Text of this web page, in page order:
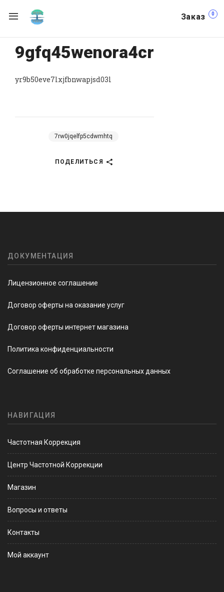
Заказ 0
9gfq45wenora4cr
yr9b50eve7lxjfbnwapjsd03l
7rw0jqelfp5cdwmhtq
ПОДЕЛИТЬСЯ
ДОКУМЕНТАЦИЯ
Лицензионное соглашение
Договор оферты на оказание услуг
Договор оферты интернет магазина
Политика конфиденциальности
Соглашение об обработке персональных данных
НАВИГАЦИЯ
Частотная Коррекция
Центр Частотной Коррекции
Магазин
Вопросы и ответы
Контакты
Мой аккаунт